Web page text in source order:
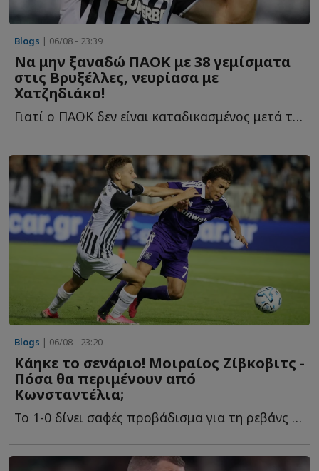
Blogs | 06/08 - 23:39
Να μην ξαναδώ ΠΑΟΚ με 38 γεμίσματα
στις Βρυξέλλες, νευρίασα με
Χατζηδιάκο!
Γιατί ο ΠΑΟΚ δεν είναι καταδικασμένος μετά την ήττα στην Τούμπα από την Άντε...
Blogs | 06/08 - 23:20
Κάηκε το σενάριο! Μοιραίος Ζίβκοβιτς -
Πόσα θα περιμένουν από
Κωνσταντέλια;
Το 1-0 δίνει σαφές προβάδισμα για τη ρεβάνς των Βρυξελλών. Ό...